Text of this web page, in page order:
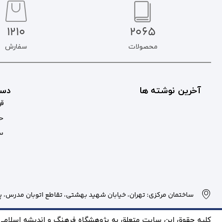
2065
محصولات
1210
سفارش
آخرین نوشته ها
ساختمان مرکزی: تهران، خیابان شهید بهشتی، تقاطع اتوبان مدرس،